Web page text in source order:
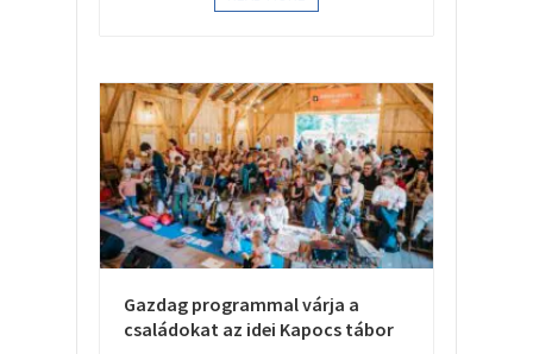
Gazdag programmal várja a
családokat az idei Kapocs tábor